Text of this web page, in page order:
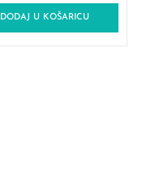
DODAJ U KOŠARICU